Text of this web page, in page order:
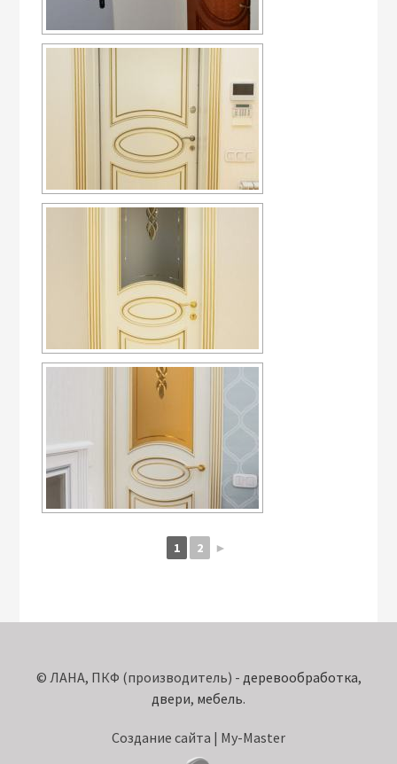
1 2 ►
© ЛАНА, ПКФ (производитель) - деревообработка,
двери, мебель.
Создание сайта | My-Master